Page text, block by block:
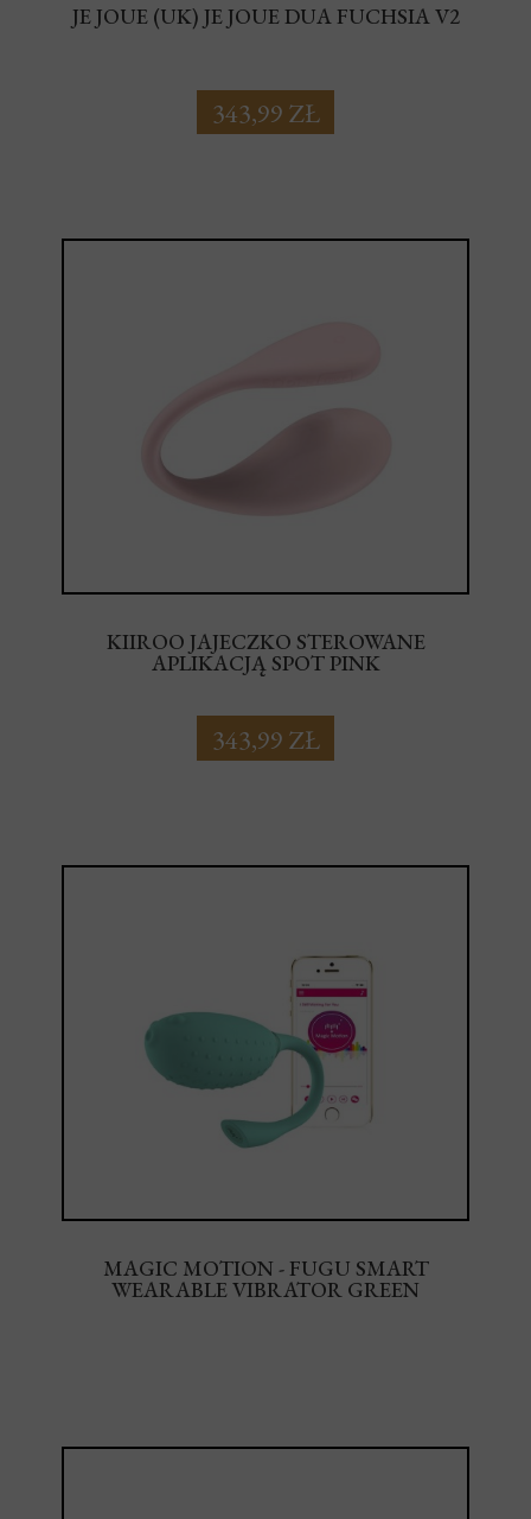
JE JOUE (UK) JE JOUE DUA FUCHSIA V2
343,99 ZŁ
KIIROO JAJECZKO STEROWANE
APLIKACJĄ SPOT PINK
343,99 ZŁ
MAGIC MOTION - FUGU SMART
WEARABLE VIBRATOR GREEN